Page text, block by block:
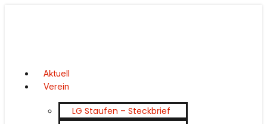
Aktuell
Verein
LG Staufen – Steckbrief